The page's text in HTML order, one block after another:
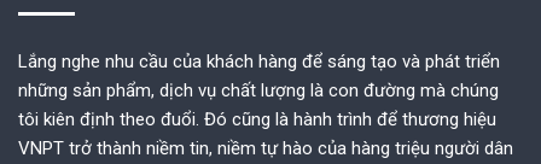
Lắng nghe nhu cầu của khách hàng để sáng tạo và phát triển
những sản phẩm, dịch vụ chất lượng là con đường mà chúng
tôi kiên định theo đuổi. Đó cũng là hành trình để thương hiệu
VNPT trở thành niềm tin, niềm tự hào của hàng triệu người dân